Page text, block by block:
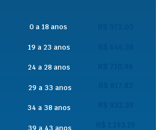
0 a 18 anos
19 a 23 anos
24 a 28 anos
29 a 33 anos
34 a 38 anos
39 a 43 anos